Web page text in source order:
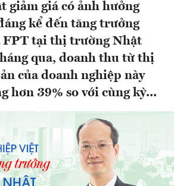
giảm giá có ảnh hưởng
kể đến tăng trưởng
FPT tại thị trường Nhật
qua, doanh thu từ thị
của doanh nghiệp này
hơn 39% so với cùng kỳ...